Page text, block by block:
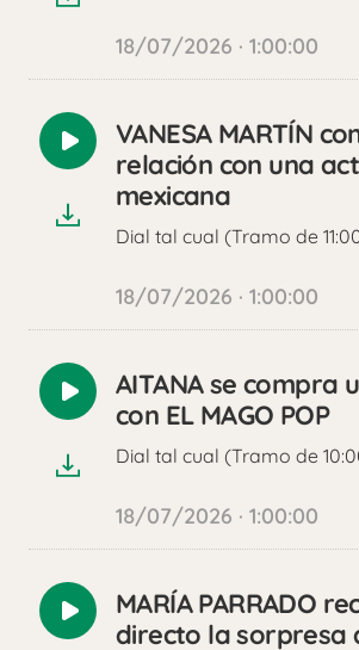
18/07/2026 · 1:00:00
Reproducir
audio
VANESA MARTÍN
relación con una
mexicana
Dial tal cual (Tramo de
18/07/2026 · 1:00:00
Reproducir
audio
AITANA se compra
con EL MAGO POP
Dial tal cual (Tramo de
18/07/2026 · 1:00:00
Reproducir
MARÍA PARRADO
directo la sorpresa